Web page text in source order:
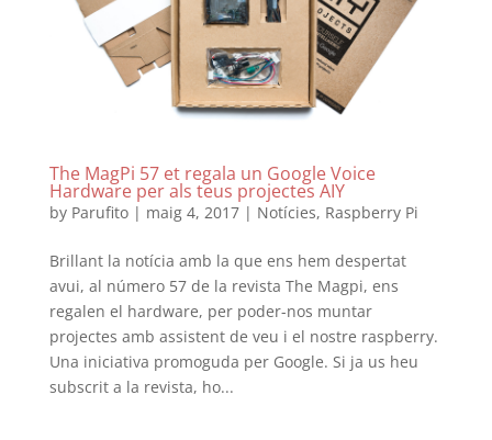
The MagPi 57 et regala un Google Voice
Hardware per als teus projectes AIY
by Parufito| maig 4, 2017| Notícies, Raspberry Pi
Brillant la notícia amb la que ens hem despertat
avui, al número 57 de la revista The Magpi, ens
regalen el hardware, per poder-nos muntar
projectes amb assistent de veu i el nostre raspberry.
Una iniciativa promoguda per Google. Si ja us heu
subscrit a la revista, ho...